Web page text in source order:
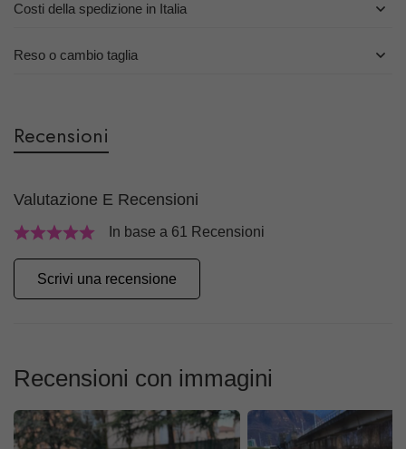
Costi della spedizione in Italia
Reso o cambio taglia
Recensioni
Valutazione E Recensioni
In base a 61 Recensioni
Scrivi una recensione
Recensioni con immagini